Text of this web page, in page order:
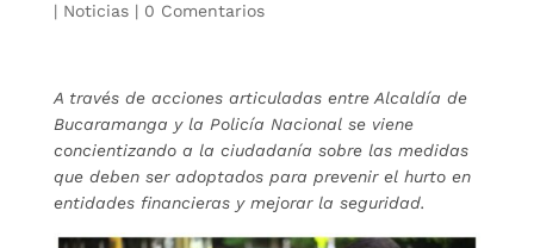
| Noticias| 0 Comentarios
A través de acciones articuladas entre Alcaldía de
Bucaramanga y la Policía Nacional se viene
concientizando a la ciudadanía sobre las medidas
que deben ser adoptados para prevenir el hurto en
entidades financieras y mejorar la seguridad.